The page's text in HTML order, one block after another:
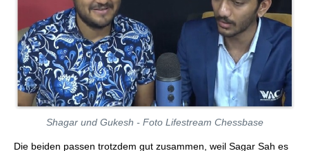
Shagar und Gukesh - Foto Lifestream Chessbase
Die beiden passen trotzdem gut zusammen, weil Sagar Sah es